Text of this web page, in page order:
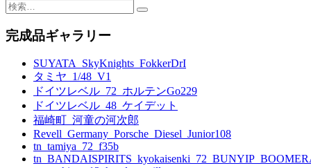
検
完成品ギャラリー
SUYATA_SkyKnights_FokkerDrI
タミヤ_1/48_V1
ドイツレベル_72_ホルテンGo229
ドイツレベル_48_ケイデット
福崎町_河童の河次郎
Revell_Germany_Porsche_Diesel_Junior108
tn_tamiya_72_f35b